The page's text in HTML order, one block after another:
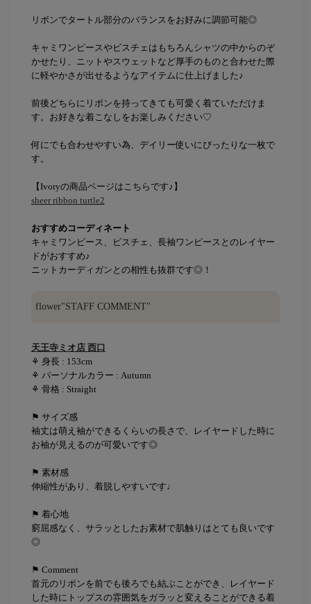
リボンでタートル部分のバランスをお好みに調節可能◎
キャミワンピースやビスチェはもちろんシャツの中からのぞ
かせたり、ニットやスウェットなど厚手のものと合わせた際
に軽やかさが出せるようなアイテムに仕上げました♪
前後どちらにリボンを持ってきても可愛く着ていただけま
す。お好きな着こなしをお楽しみください♡
何にでも合わせやすい為、デイリー使いにぴったりな一枚で
す。
【Ivoryの商品ページはこちらです♪】
sheer ribbon turtle2
おすすめコーディネート
キャミワンピース、ビスチェ、長袖ワンピースとのレイヤー
ドがおすすめ♪
ニットカーディガンとの相性も抜群です◎！
flower"STAFF COMMENT"
天王寺ミオ店 西口
⚘ 身長 : 153cm
⚘ パーソナルカラー : Autumn
⚘ 骨格 : Straight
⚑ サイズ感
袖丈は萌え袖ができるくらいの長さで、レイヤードした時に
お袖が見えるのが可愛いです◎
⚑ 素材感
伸縮性があり、着脱しやすいです♩
⚑ 着心地
窮屈感なく、サラッとしたお素材で肌触りはとても良いです
◎
⚑ Comment
首元のリボンを前でも後ろでも結ぶことができ、レイヤード
した時にトップスの雰囲気をガラッと変えることができる着